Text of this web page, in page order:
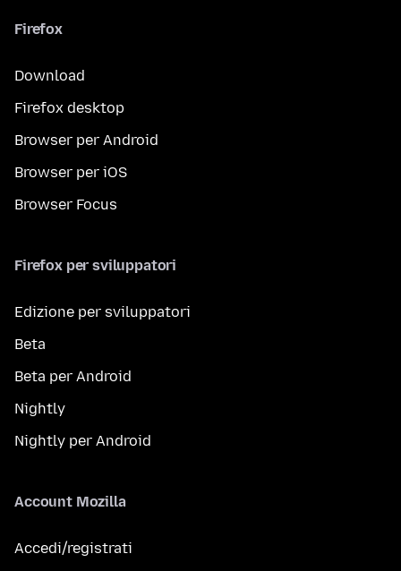
Firefox
Download
Firefox desktop
Browser per Android
Browser per iOS
Browser Focus
Firefox per sviluppatori
Edizione per sviluppatori
Beta
Beta per Android
Nightly
Nightly per Android
Account Mozilla
Accedi/registrati